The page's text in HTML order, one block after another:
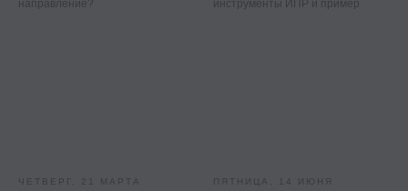
направление?
инструменты ИПР и пример
ЧЕТВЕРГ, 21 МАРТА ПЯТНИЦА, 14 ИЮНЯ